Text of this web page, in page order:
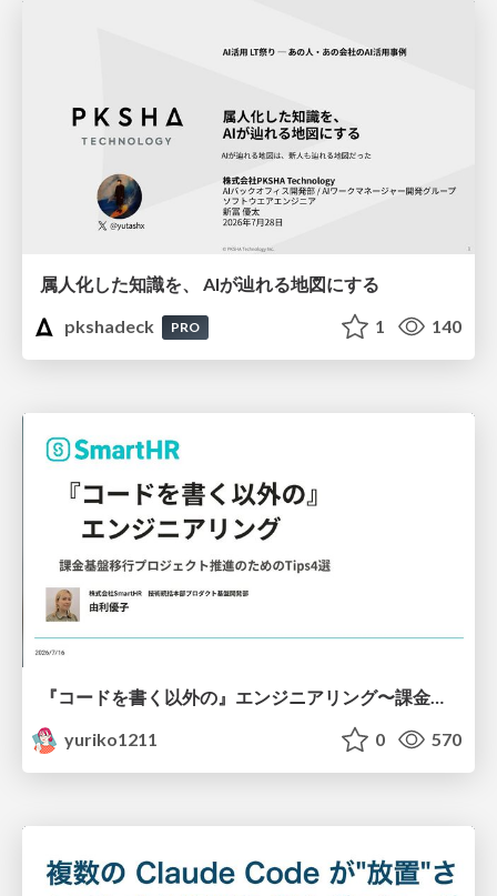
属人化した知識を、 AIが辿れる地図にする
pkshadeck
PRO 1 140
『コードを書く以外の』エンジニアリング〜課金基盤移行プロジェクト推進のためのTips4選
yuriko1211
0 570